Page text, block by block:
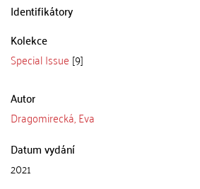
Identifikátory
Kolekce
Special Issue [9]
Autor
Dragomirecká, Eva
Datum vydání
2021